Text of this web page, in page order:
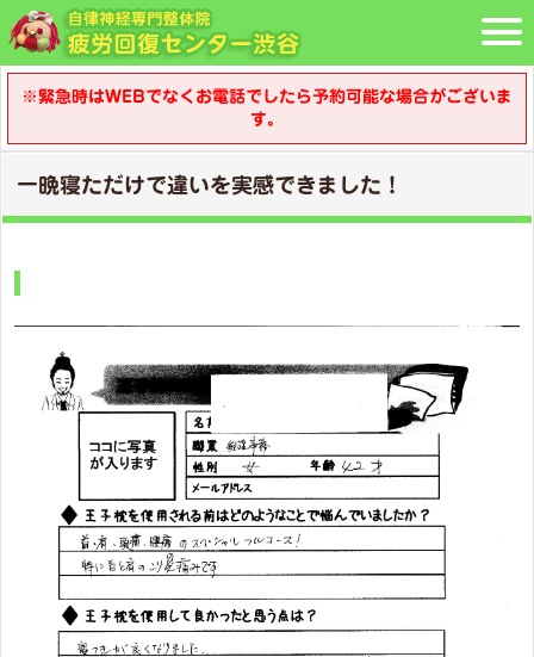
※緊急時はWEBでなくお電話でしたら予約可能な場合がございま
す。
一晩寝ただけで違いを実感できました！